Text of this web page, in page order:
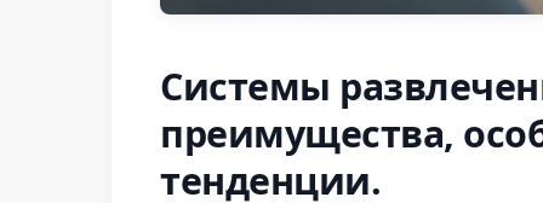
Системы
преимущества,
тенденции.